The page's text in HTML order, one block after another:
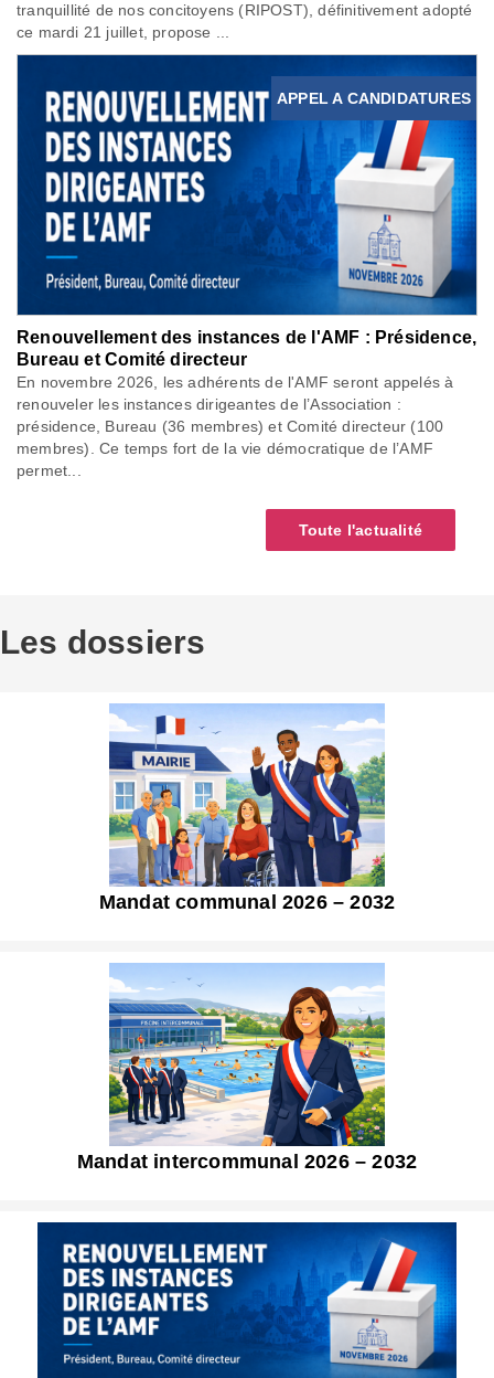
tranquillité de nos concitoyens (RIPOST), définitivement adopté
ce mardi 21 juillet, propose ...
APPEL A CANDIDATURES
Renouvellement des instances de l'AMF : Présidence,
Bureau et Comité directeur
En novembre 2026, les adhérents de l'AMF seront appelés à
renouveler les instances dirigeantes de l’Association :
présidence, Bureau (36 membres) et Comité directeur (100
membres). Ce temps fort de la vie démocratique de l’AMF
permet...
Toute l'actualité
Les dossiers
Mandat communal 2026 – 2032
Mandat intercommunal 2026 – 2032